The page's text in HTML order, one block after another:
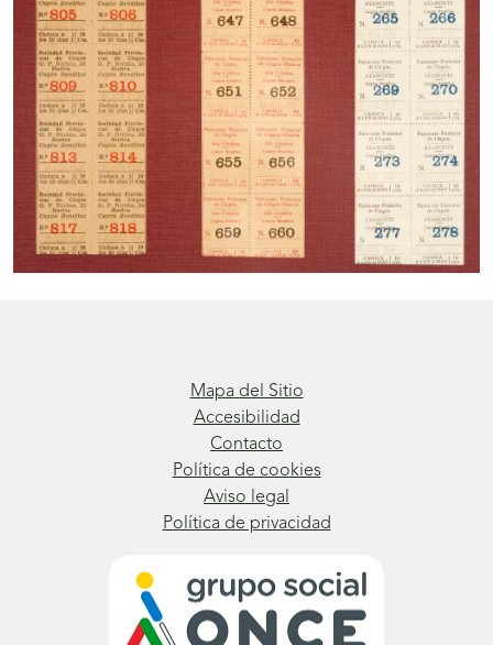
Mapa del Sitio
Accesibilidad
Contacto
Política de cookies
Aviso legal
Política de privacidad